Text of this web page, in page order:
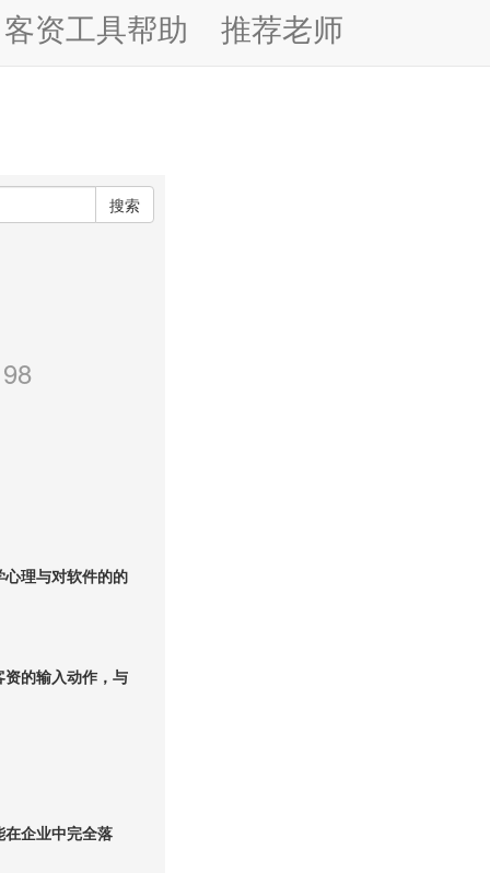
客资工具帮助 推荐老师
搜索
心理与对软件的的
资的输入动作，与
在企业中完全落